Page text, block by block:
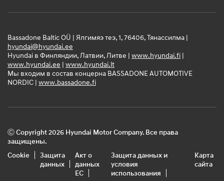
Bassadone Baltic OÜ | Ялгимяэ теэ, 1, 76406, Тянассилма |
hyundai@hyundai.ee
Hyundai в Финляндии, Латвии, Литве | www.hyundai.fi |
www.hyundai.ee | www.hyundai.lt
Мы входим в состав концерна BASSADONE AUTOMOTIVE
NORDIC | www.bassadone.fi
Ⓒ Copyright 2026 Hyundai Motor Company. Все права
защищены.
Cookie
Защита
данных
Акт о
данных
ЕС
Защита данных и
условия
использования
Карта
сайта